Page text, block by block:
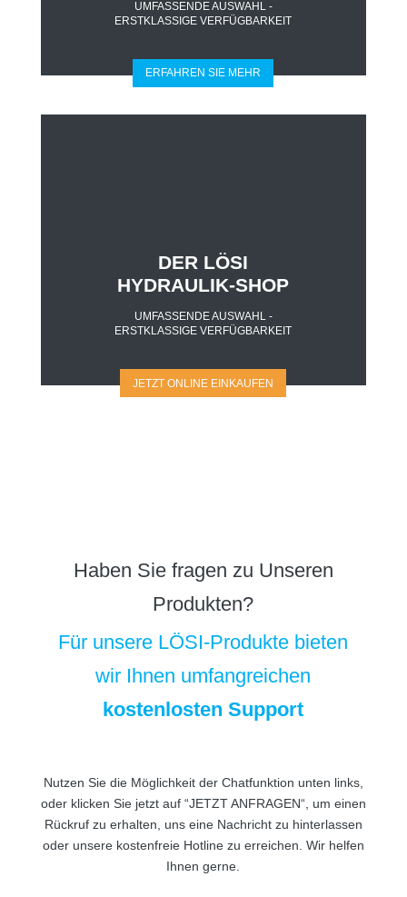
UMFASSENDE AUSWAHL -
ERSTKLASSIGE VERFÜGBARKEIT
ERFAHREN SIE MEHR
DER LÖSI
HYDRAULIK-SHOP
UMFASSENDE AUSWAHL -
ERSTKLASSIGE VERFÜGBARKEIT
JETZT ONLINE EINKAUFEN
Haben Sie fragen zu Unseren
Produkten?
Für unsere LÖSI-Produkte bieten
wir Ihnen umfangreichen
kostenlosten Support
Nutzen Sie die Möglichkeit der Chatfunktion unten links,
oder klicken Sie jetzt auf “JETZT ANFRAGEN“, um einen
Rückruf zu erhalten, uns eine Nachricht zu hinterlassen
oder unsere kostenfreie Hotline zu erreichen. Wir helfen
Ihnen gerne.